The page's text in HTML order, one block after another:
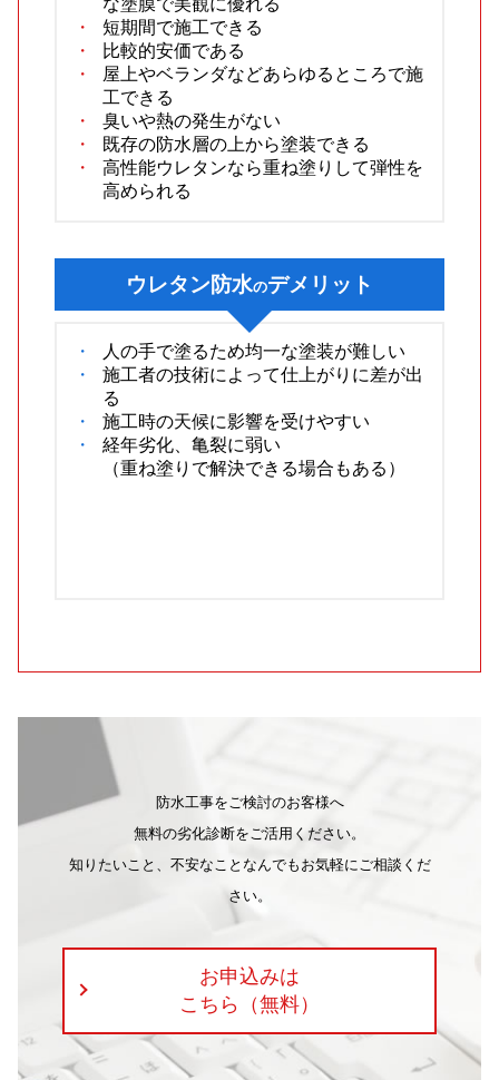
な塗膜で美観に優れる
短期間で施工できる
比較的安価である
屋上やベランダなどあらゆるところで施
工できる
臭いや熱の発生がない
既存の防水層の上から塗装できる
高性能ウレタンなら重ね塗りして弾性を
高められる
ウレタン防水のデメリット
人の手で塗るため均一な塗装が難しい
施工者の技術によって仕上がりに差が出
る
施工時の天候に影響を受けやすい
経年劣化、亀裂に弱い
（重ね塗りで解決できる場合もある）
防水工事をご検討のお客様へ
無料の劣化診断をご活用ください。
知りたいこと、不安なことなんでもお気軽にご相談くだ
さい。
お申込みは
こちら
（無料）